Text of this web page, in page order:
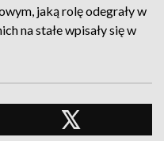
jaką rolę odegrały w
na stałe wpisały się w